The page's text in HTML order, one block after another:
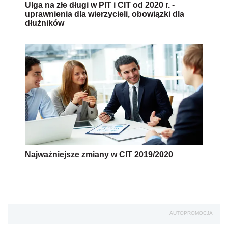
Ulga na złe długi w PIT i CIT od 2020 r. -
uprawnienia dla wierzycieli, obowiązki dla
dłużników
Najważniejsze zmiany w CIT 2019/2020
AUTOPROMOCJA